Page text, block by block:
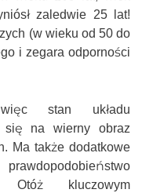
zaledwie 25 lat!
(w wieku od 50 do
i zegara odporności
stan układu
się na wierny obraz
Ma także dodatkowe
Otóż kluczowym